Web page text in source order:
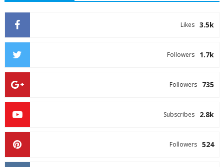
3.5k
Likes
1.7k
Followers
735
Followers
2.8k
Subscribes
524
Followers